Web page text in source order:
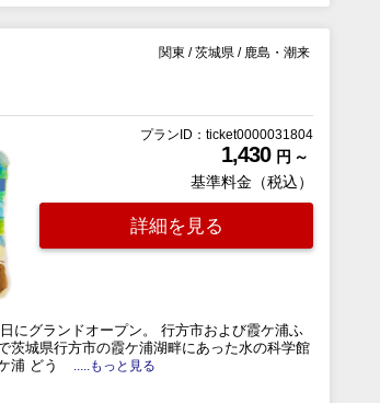
関東 / 茨城県 / 鹿島・潮来
プランID：ticket0000031804
1,430 円 ～
基準料金（税込）
詳細を見る
にグランドオープン。 行方市および霞ケ浦ふ
茨城県行方市の霞ケ浦湖畔にあった水の科学館
浦 どう
.....もっと見る